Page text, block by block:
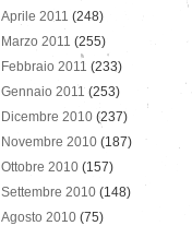
Aprile 2011 (248)
Marzo 2011 (255)
Febbraio 2011 (233)
Gennaio 2011 (253)
Dicembre 2010 (237)
Novembre 2010 (187)
Ottobre 2010 (157)
Settembre 2010 (148)
Agosto 2010 (75)